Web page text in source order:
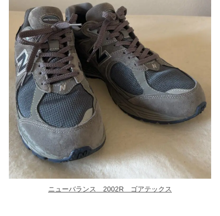
ニューバランス 2002R ゴアテックス